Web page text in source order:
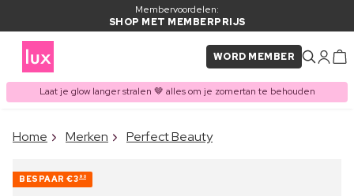
Membervoordelen:
SHOP MET MEMBERPRIJS
WORD MEMBER
Laat je glow langer stralen 🤎 alles om je zomertan te behouden
ITEM TOEGEVOEGD AAN
Vaak samen gekocht met
Home Merken Perfect Beauty
BESPAAR €3 90